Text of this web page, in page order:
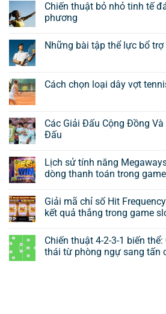
Chiến thuật bỏ nhỏ tinh tế
phương
Những bài tập thể lực bổ
Cách chọn loại dây vợt
Các Giải Đấu Cộng Đồng
Đấu
Lịch sử tính năng
dòng thanh toán trong
Giải mã chỉ số Hit
kết quả thắng trong game
Chiến thuật 4-2-3-1 biến
thái từ phòng ngự sang tấn